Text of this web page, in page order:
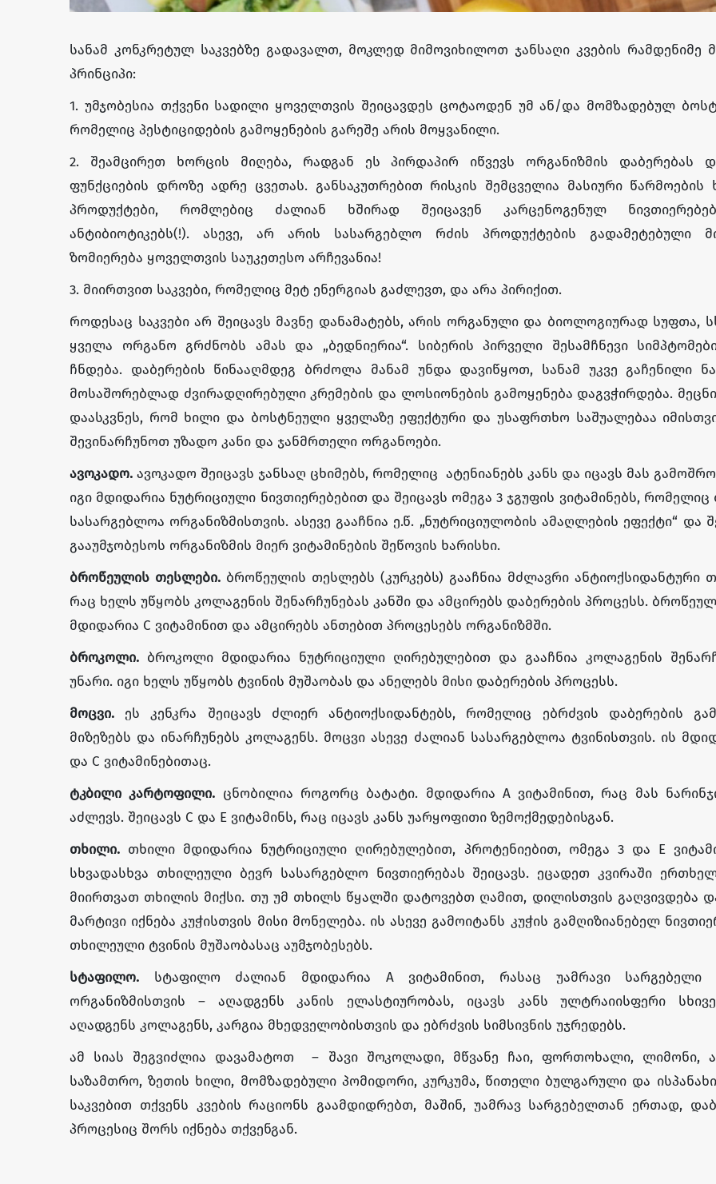
სანამ კონკრეტულ საკვებზე გადავალთ, მოკლედ მიმოვიხილოთ ჯანსაღი კვების რამდენიმე
პრინციპი:
1. უმჯობესია თქვენი სადილი ყოველთვის შეიცავდეს ცოტაოდენ უმ ან/და მომზადებულ
რომელიც პესტიციდების გამოყენების გარეშე არის მოყვანილი.
2. შეამცირეთ ხორცის მიღება, რადგან ეს პირდაპირ იწვევს ორგანიზმის დაბერებას
ფუნქციების დროზე ადრე ცვეთას. განსაკუთრებით რისკის შემცველია მასიური წარმოების
პროდუქტები, რომლებიც ძალიან ხშირად შეიცავენ კარცენოგენულ
ანტიბიოტიკებს(!). ასევე, არ არის სასარგებლო რძის პროდუქტების გადამეტებული
ზომიერება ყოველთვის საუკეთესო არჩევანია!
3. მიირთვით საკვები, რომელიც მეტ ენერგიას გაძლევთ, და არა პირიქით.
როდესაც საკვები არ შეიცავს მავნე დანამატებს, არის ორგანული და ბიოლოგიურად სუფთა,
ყველა ორგანო გრძნობს ამას და „ბედნიერია“. სიბერის პირველი შესამჩნევი
ჩნდება. დაბერების წინააღმდეგ ბრძოლა მანამ უნდა დავიწყოთ, სანამ უკვე გაჩენილი
მოსაშორებლად ძვირადღირებული კრემების და ლოსიონების გამოყენება დაგვჭირდება.
დაასკვნეს, რომ ხილი და ბოსტნეული ყველაზე ეფექტური და უსაფრთხო საშუალებაა
შევინარჩუნოთ უზადო კანი და ჯანმრთელი ორგანოები.
ავოკადო. ავოკადო შეიცავს ჯანსაღ ცხიმებს, რომელიც ატენიანებს კანს და იცავს მას
იგი მდიდარია ნუტრიციული ნივთიერებებით და შეიცავს ომეგა 3 ჯგუფის ვიტამინებს, რომელიც
სასარგებლოა ორგანიზმისთვის. ასევე გააჩნია ე.წ. „ნუტრიციულობის ამაღლების ეფექტი“ და
გააუმჯობესოს ორგანიზმის მიერ ვიტამინების შეწოვის ხარისხი.
ბროწეულის თესლები. ბროწეულის თესლებს (კურკებს) გააჩნია მძლავრი ანტიოქსიდანტური
რაც ხელს უწყობს კოლაგენის შენარჩუნებას კანში და ამცირებს დაბერების პროცესს.
მდიდარია C ვიტამინით და ამცირებს ანთებით პროცესებს ორგანიზმში.
ბროკოლი. ბროკოლი მდიდარია ნუტრიციული ღირებულებით და გააჩნია კოლაგენის
უნარი. იგი ხელს უწყობს ტვინის მუშაობას და ანელებს მისი დაბერების პროცესს.
მოცვი. ეს კენკრა შეიცავს ძლიერ ანტიოქსიდანტებს, რომელიც ებრძვის დაბერების
მიზეზებს და ინარჩუნებს კოლაგენს. მოცვი ასევე ძალიან სასარგებლოა ტვინისთვის. ის
და C ვიტამინებითაც.
ტკბილი კარტოფილი. ცნობილია როგორც ბატატი. მდიდარია A ვიტამინით, რაც მას
აძლევს. შეიცავს C და E ვიტამინს, რაც იცავს კანს უარყოფითი ზემოქმედებისგან.
თხილი. თხილი მდიდარია ნუტრიციული ღირებულებით, პროტენიებით, ომეგა 3 და E
სხვადასხვა თხილეული ბევრ სასარგებლო ნივთიერებას შეიცავს. ეცადეთ კვირაში
მიირთვათ თხილის მიქსი. თუ უმ თხილს წყალში დატოვებთ ღამით, დილისთვის გაღვივდება
მარტივი იქნება კუჭისთვის მისი მონელება. ის ასევე გამოიტანს კუჭის გამღიზიანებელ
თხილეული ტვინის მუშაობასაც აუმჯობესებს.
სტაფილო. სტაფილო ძალიან მდიდარია A ვიტამინით, რასაც უამრავი სარგებელი
ორგანიზმისთვის – აღადგენს კანის ელასტიურობას, იცავს კანს ულტრაიისფერი
აღადგენს კოლაგენს, კარგია მხედველობისთვის და ებრძვის სიმსივნის უჯრედებს.
ამ სიას შეგვიძლია დავამატოთ – შავი შოკოლადი, მწვანე ჩაი, ფორთოხალი, ლიმონი,
საზამთრო, ზეთის ხილი, მომზადებული პომიდორი, კურკუმა, წითელი ბულგარული და
საკვებით თქვენს კვების რაციონს გაამდიდრებთ, მაშინ, უამრავ სარგებელთან ერთად,
პროცესიც შორს იქნება თქვენგან.